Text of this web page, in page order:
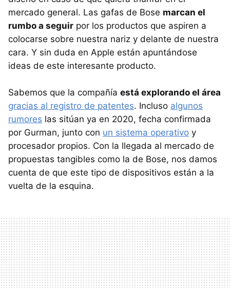
mercado general. Las gafas de Bose marcan el
rumbo a seguir por los productos que aspiren a
colocarse sobre nuestra nariz y delante de nuestra
cara. Y sin duda en Apple están apuntándose
ideas de este interesante producto.
Sabemos que la compañía está explorando el área
gracias al registro de patentes. Incluso algunos
rumores las sitúan ya en 2020, fecha confirmada
por Gurman, junto con un sistema operativo y
procesador propios. Con la llegada al mercado de
propuestas tangibles como la de Bose, nos damos
cuenta de que este tipo de dispositivos están a la
vuelta de la esquina.